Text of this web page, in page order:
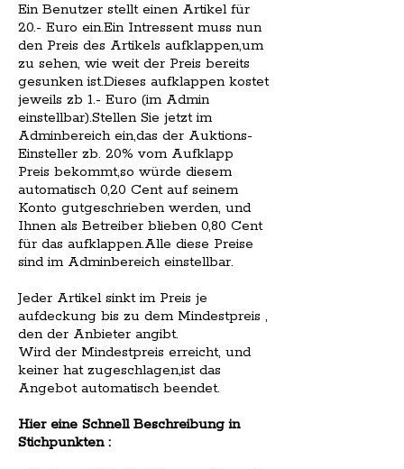
Ein Benutzer stellt einen Artikel für
20.- Euro ein.Ein Intressent muss nun
den Preis des Artikels aufklappen,um
zu sehen, wie weit der Preis bereits
gesunken ist.Dieses aufklappen kostet
jeweils zb 1.- Euro (im Admin
einstellbar).Stellen Sie jetzt im
Adminbereich ein,das der Auktions-
Einsteller zb. 20% vom Aufklapp
Preis bekommt,so würde diesem
automatisch 0,20 Cent auf seinem
Konto gutgeschrieben werden, und
Ihnen als Betreiber blieben 0,80 Cent
für das aufklappen.Alle diese Preise
sind im Adminbereich einstellbar.
Jeder Artikel sinkt im Preis je
aufdeckung bis zu dem Mindestpreis ,
den der Anbieter angibt.
Wird der Mindestpreis erreicht, und
keiner hat zugeschlagen,ist das
Angebot automatisch beendet.
Hier eine Schnell Beschreibung in
Stichpunkten :